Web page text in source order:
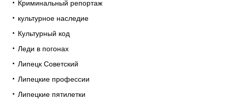
Криминальный репортаж
культурное наследие
Культурный код
Леди в погонах
Липецк Советский
Липецкие профессии
Липецкие пятилетки